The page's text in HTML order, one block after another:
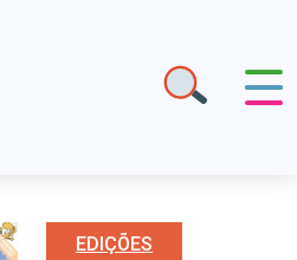
EDIÇÕES